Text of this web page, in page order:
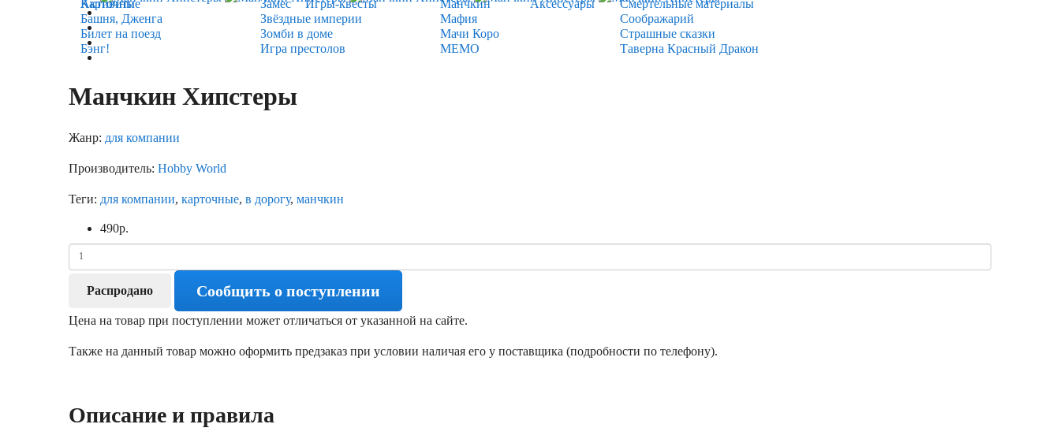
Карточные
Игры-квесты
Аксессуары
Активити
Башня, Дженга
Билет на поезд
Бэнг!
Замес
Звёздные империи
Зомби в доме
Игра престолов
Манчкин
Мафия
Мачи Коро
МЕМО
Смертельные материалы
Соображарий
Страшные сказки
Таверна Красный Дракон
Манчкин Хипстеры
Жанр: для компании
Производитель: Hobby World
Теги: для компании, карточные, в дорогу, манчкин
490р.
Распродано Сообщить о поступлении
Цена на товар при поступлении может отличаться от указанной на сайте.
Также на данный товар можно оформить предзаказ при условии наличая его у поставщика (подробности по телефону).
Описание и правила